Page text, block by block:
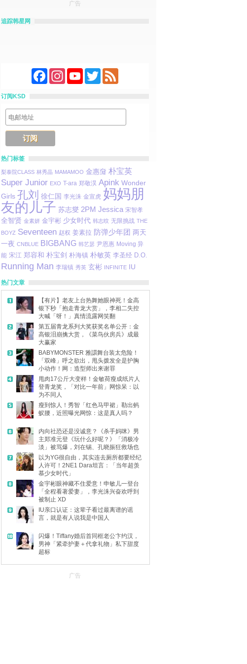
广告
追踪韩星网
FacebookInstagramYouTubeTwitterFeed
订阅KSD
热门标签
梨泰院CLASS 林秀晶 MAMAMOO 金惠奫 朴宝英
Super Junior EXO T-ara 郑敬淏 Apink Wonder
Girls 孔刘 徐仁国 李光洙 金宣虎 妈妈朋
友的儿子 苏志燮 2PM Jessica 宋智孝
全智贤 金素妍 金宇彬 少女时代 韩志旼 无限挑战 THE
BOYZ Seventeen 赵权 姜素拉 防弹少年团 两天
一夜 CNBLUE BIGBANG 韩艺瑟 尹恩惠 Moving 异
能 宋江 郑容和 朴宝剑 朴海镇 朴敏英 李圣经 D.O.
Running Man 李瑞镇 秀英 玄彬 INFINITE IU
热门文章
【有片】老友上台热舞她眼神死！金高
银下秒「抱走青龙大赏」，李相二失控
大喊「呀！」真情流露网笑翻
第五届青龙系列大奖获奖名单公开：金
高银泪崩擒大赏，《菜鸟伙房兵》成最
大赢家
BABYMONSTER 雅譞舞台装太危险！
「双峰」呼之欲出，甩头拨发全是护胸
小动作！网：造型师出来谢罪
甩肉17公斤大变样！金敏荷瘦成纸片人
登青龙奖，「对比一年前」网惊呆：以
为不同人
瘦到惊人！秀智「红色马甲裙」勒出蚂
蚁腰，近照曝光网惊：这是真人吗？
内向社恐还是没诚意？《杀手妈咪》男
主郑准元登《玩什么好呢？》「消极冷
淡」被骂爆，刘在锡、孔晓振狂救场也
带不动
以为YG很自由，其实连去厕所都要经纪
人许可！2NE1 Dara坦言：「当年超羡
慕少女时代」
金宇彬眼神藏不住爱意！申敏儿一登台
「全程看著爱妻」，李光洙兴奋欢呼到
被制止 XD
IU亲口认证：这辈子看过最离谱的谣
言，就是有人说我是中国人
闪爆！Tiffany婚后首同框老公卞约汉，
男神「紧牵护妻＋代拿礼物」私下甜度
超标
广告